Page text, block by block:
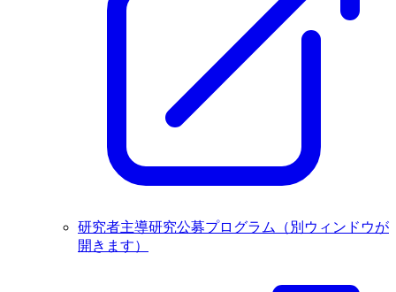
研究者主導研究公募プログラム
（別ウィンドウが
開きます）